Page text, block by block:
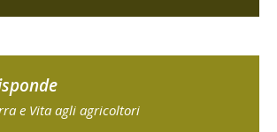
e Vita agli agricoltori